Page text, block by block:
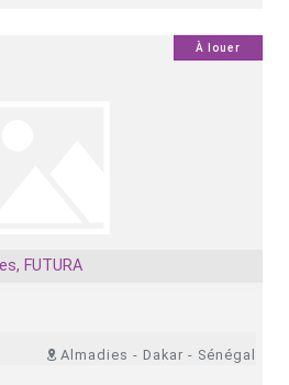
À louer
FUTURA
0
Almadies - Dakar - Sénégal